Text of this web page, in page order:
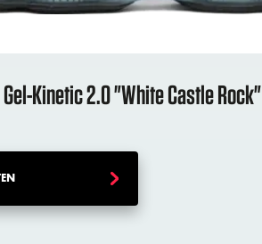
Gel-Kinetic 2.0 "White Castle Rock"